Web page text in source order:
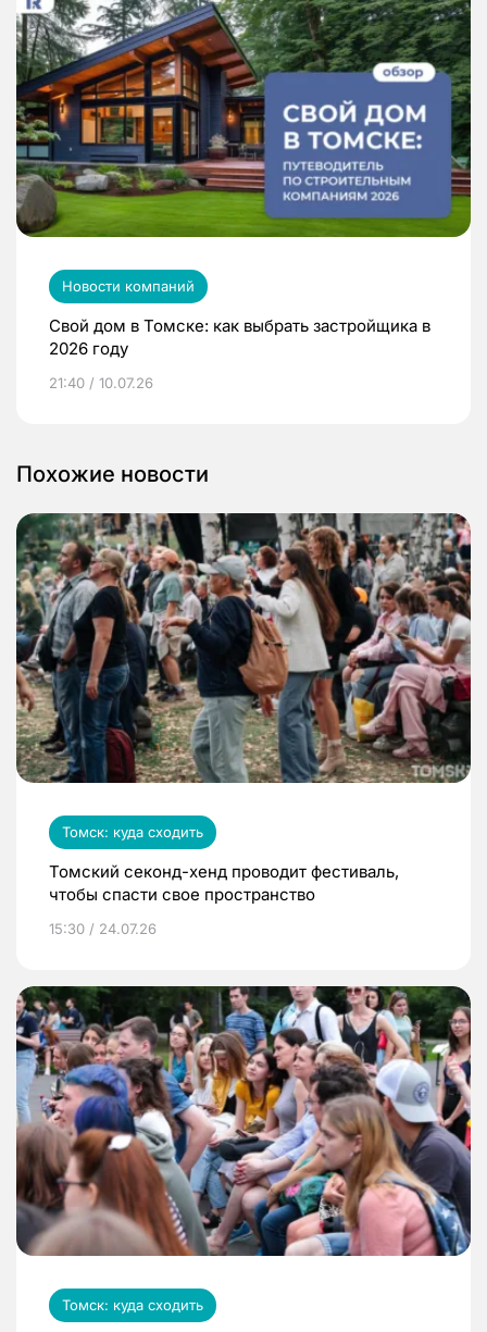
Новости компаний
Свой дом в Томске: как выбрать застройщика в
2026 году
21:40 / 10.07.26
Похожие новости
Томск: куда сходить
Томский секонд-хенд проводит фестиваль,
чтобы спасти свое пространство
15:30 / 24.07.26
Томск: куда сходить